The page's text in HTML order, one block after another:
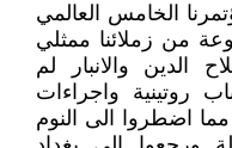
2017 عقدنا مؤتمرنا الخامس العالمي
من زملائنا ممثلي
الدين والانبار لم
روتينية واجراءات
اضطروا الى النوم